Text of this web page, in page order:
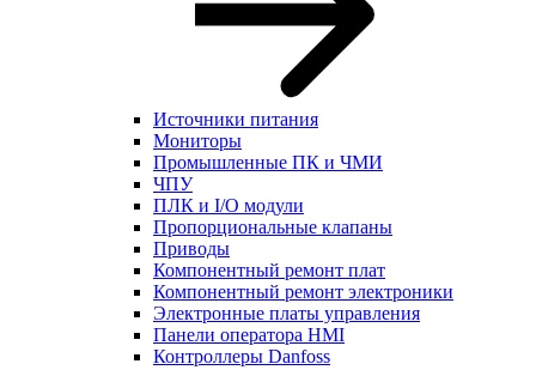
Источники питания
Мониторы
Промышленные ПК и ЧМИ
ЧПУ
ПЛК и I/O модули
Пропорциональные клапаны
Приводы
Компонентный ремонт плат
Компонентный ремонт электроники
Электронные платы управления
Панели оператора HMI
Контроллеры Danfoss